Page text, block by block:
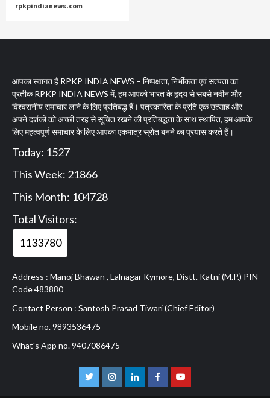
rpkpindianews.com
आपका स्वागत है RPKP INDIA NEWS – निष्पक्षता, निर्भीकता एवं सत्यता का
प्रतीक RPKP INDIA NEWS में, हम आपको भारत के हृदय से सबसे नवीन और
विश्वसनीय समाचार लाने के लिए प्रतिबद्ध हैं। पत्रकारिता के प्रति एक उत्साह और
अपने दर्शकों को अच्छी तरह से सूचित रखने की प्रतिबद्धता के साथ स्थापित, हम आपके
लिए महत्वपूर्ण समाचार के लिए आपका एकमात्र स्रोत बनने का प्रयास करते हैं।
Today: 1527
This Week: 21866
This Month: 104728
Total Visitors:
1133780
Address : Manoj Bhawan , Lalnagar Kymore, Distt. Katni (M.P.) PIN
Code 483880
Contact Person : Santosh Prasad Tiwari (Chief Editor)
Mobile no. 9893536475
What's App no. 9407086475
TwitterInstagramLinkedlnFacebookYoutube